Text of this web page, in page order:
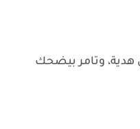
وتامر بيضحك